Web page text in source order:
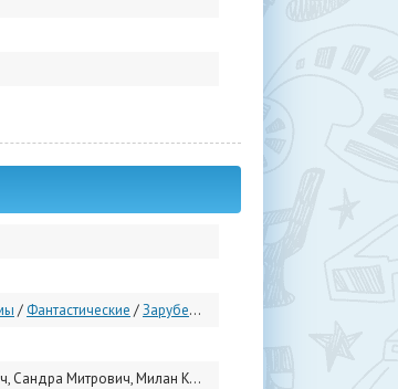
/Фантастические /Зарубежные сериалы
Митрович, Милан Конжевич